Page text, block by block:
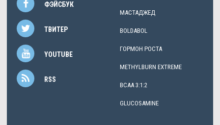
ФЭЙСБУК
ТВИТЕР
YOUTUBE
RSS
МАСТАДЖЕД
BOLDABOL
ГОРМОН РОСТА
METHYLBURN EXTREME
BCAA 3:1:2
GLUCOSAMINE